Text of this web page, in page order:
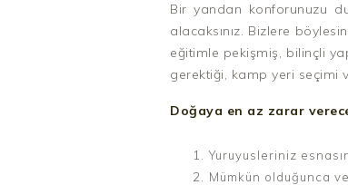
Bir yandan konforunuzu
alacaksınız. Bizlere
eğitimle pekişmiş, bilinçli
gerektiği, kamp yeri seçimi
Doğaya en az zarar
Yuruyusleriniz
Mümkün olduğunca